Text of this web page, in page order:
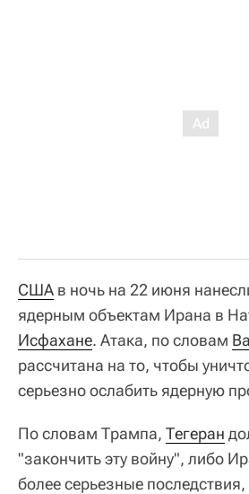
США в ночь на 22 июня
ядерным объектам Ирана в
Исфахане. Атака, по словам
рассчитана на то, чтобы
серьезно ослабить ядерную
По словам Трампа, Тегеран
"закончить эту войну", либо
более серьезные